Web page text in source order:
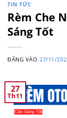
TIN TỨC
Rèm Che
Sáng Tốt
ĐĂNG VÀO 27/11/
27
Th11